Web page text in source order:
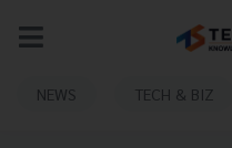
NEWS TECH & BIZ